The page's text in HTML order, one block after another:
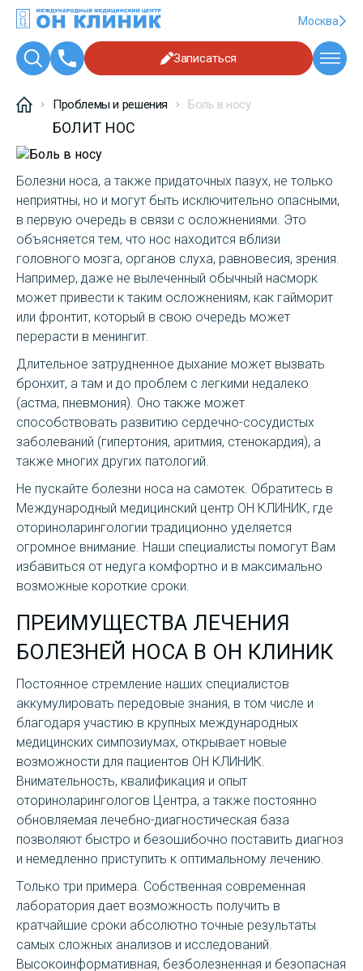
Москва
Записаться
Проблемы и решения Боль в носу
БОЛИТ НОС
Болезни носа, а также придаточных пазух, не только
неприятны, но и могут быть исключительно опасными,
в первую очередь в связи с осложнениями. Это
объясняется тем, что нос находится вблизи
головного мозга, органов слуха, равновесия, зрения.
Например, даже не вылеченный обычный насморк
может привести к таким осложнениям, как гайморит
или фронтит, который в свою очередь может
перерасти в менингит.
Длительное затрудненное дыхание может вызвать
бронхит, а там и до проблем с легкими недалеко
(астма, пневмония). Оно также может
способствовать развитию сердечно-сосудистых
заболеваний (гипертония, аритмия, стенокардия), а
также многих других патологий.
Не пускайте болезни носа на самотек. Обратитесь в
Международный медицинский центр ОН КЛИНИК, где
оториноларингологии традиционно уделяется
огромное внимание. Наши специалисты помогут Вам
избавиться от недуга комфортно и в максимально
возможные короткие сроки.
ПРЕИМУЩЕСТВА ЛЕЧЕНИЯ
БОЛЕЗНЕЙ НОСА В ОН КЛИНИК
Постоянное стремление наших специалистов
аккумулировать передовые знания, в том числе и
благодаря участию в крупных международных
медицинских симпозиумах, открывает новые
возможности для пациентов ОН КЛИНИК.
Внимательность, квалификация и опыт
оториноларингологов Центра, а также постоянно
обновляемая лечебно-диагностическая база
позволяют быстро и безошибочно поставить диагноз
и немедленно приступить к оптимальному лечению.
Только три примера. Собственная современная
лаборатория дает возможность получить в
кратчайшие сроки абсолютно точные результаты
самых сложных анализов и исследований.
Высокоинформативная, безболезненная и безопасная